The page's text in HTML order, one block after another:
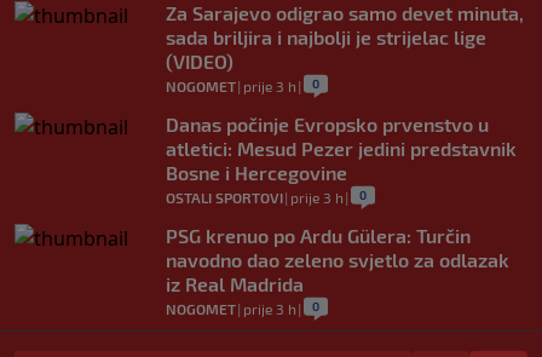
Za Sarajevo odigrao samo devet minuta,
sada briljira i najbolji je strijelac lige
(VIDEO)
NOGOMET| prije 3 h | 0
Danas počinje Evropsko prvenstvo u
atletici: Mesud Pezer jedini predstavnik
Bosne i Hercegovine
OSTALI SPORTOVI| prije 3 h | 0
PSG krenuo po Ardu Gülera: Turčin
navodno dao zeleno svjetlo za odlazak
iz Real Madrida
NOGOMET| prije 3 h | 0
Riješena dugogodišnja misterija o Joseu